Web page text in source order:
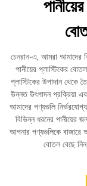
চেনরান-এ, আমরা আমাদের
পানীয়ের প্লাস্টিকের
প্লাস্টিকের উপাদান থেকে
উন্নত উৎপাদন প্রক্রিয়া
আমাদের পণ্যগুলি
বিভিন্ন ধরনের
আপনার পণ্যগুলিকে বাজারে
বোতল বেছে নিন,